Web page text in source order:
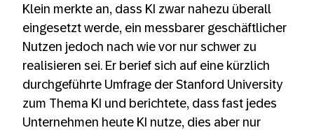
Klein merkte an, dass KI zwar nahezu überall
eingesetzt werde, ein messbarer geschäftlicher
Nutzen jedoch nach wie vor nur schwer zu
realisieren sei. Er berief sich auf eine kürzlich
durchgeführte Umfrage der Stanford University
zum Thema KI und berichtete, dass fast jedes
Unternehmen heute KI nutze, dies aber nur